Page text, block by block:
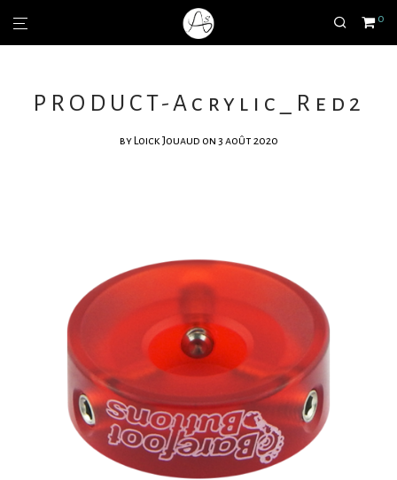
0
PRODUCT-Acrylic_Red2
by Loick Jouaud on 3 août 2020